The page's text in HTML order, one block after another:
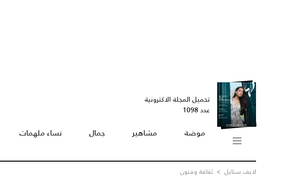
تحميل المجلة الاكترونية
عدد 1098
موضة مشاهير جمال نساء ملهمات
لايف ستايل > ثقافة وفنون